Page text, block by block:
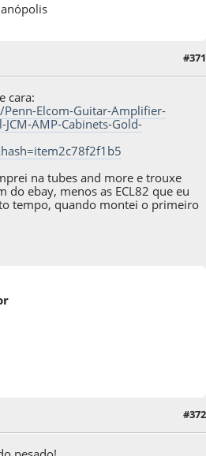
: 28 de October de 2014, as 14:21:18#371
cara:
Elcom-Guitar-Amplifier-
AMP-Cabinets-Gold-
na tubes and more e trouxe
do ebay, menos as ECL82 que eu
tempo, quando montei o primeiro
#372